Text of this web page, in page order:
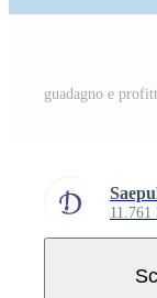
11.761